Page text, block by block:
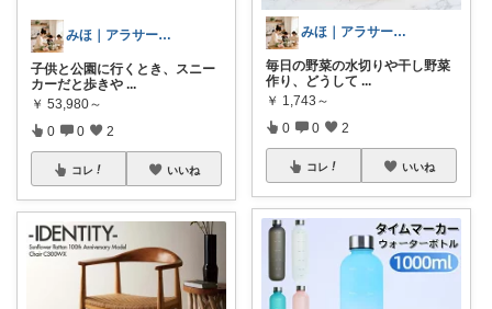
みほ｜アラサー主婦｜共働き｜2児育児中
子供と公園に行くとき、スニー
カーだと歩きや ...
￥ 53,980～
0 0 2
コレ いいね
みほ｜アラサー主婦｜共働き｜2児育児中
毎日の野菜の水切りや干し野菜
作り、どうして ...
￥ 1,743～
0 0 2
コレ いいね